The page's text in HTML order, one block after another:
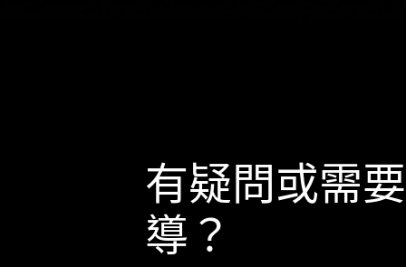
有疑問或需
導？